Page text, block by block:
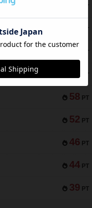
PT
PT
PT
PT
58 PT
52 PT
46 PT
44 PT
39 PT